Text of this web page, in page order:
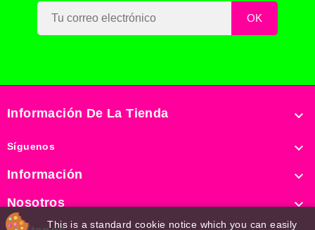
Información De La Tienda 
Síguenos 
Información 
Nosotros 
This is a standard cookie notice which you can easily